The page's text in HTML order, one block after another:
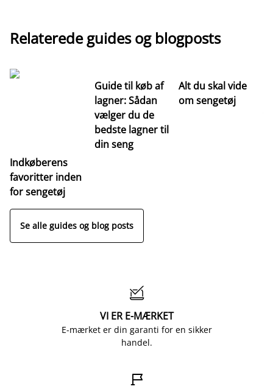
Relaterede guides og blogposts
Indkøberens
favoritter inden
for sengetøj
Guide til køb af
lagner: Sådan
vælger du de
bedste lagner til
din seng
Alt du skal vide
om sengetøj
Se alle guides og blog posts

VI ER E-MÆRKET
E-mærket er din garanti for en sikker
handel.
